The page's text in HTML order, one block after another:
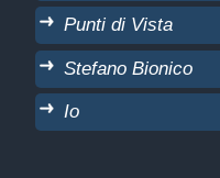
Punti di Vista
Stefano Bionico
Io